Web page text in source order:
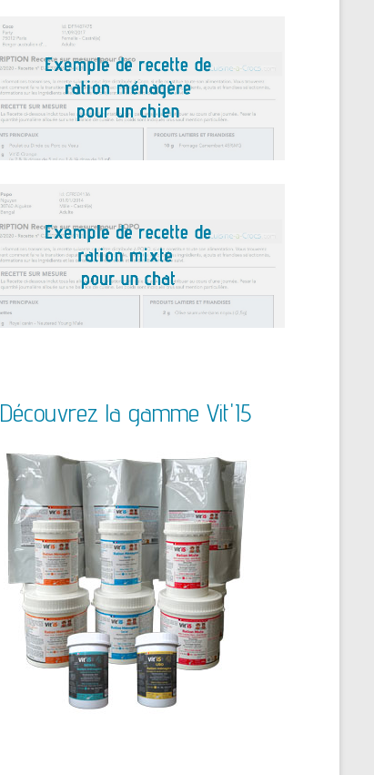
Découvrez la gamme Vit'I5